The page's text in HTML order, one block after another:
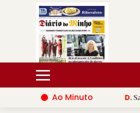
Ao Minuto
da moda | D.Santiago de